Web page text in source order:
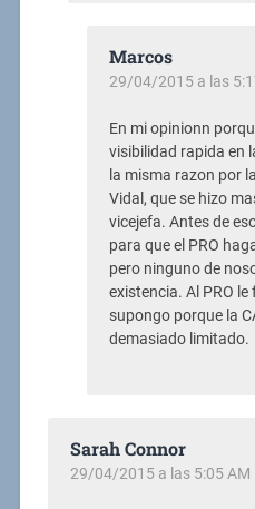
Marcos
29/04/2015 a las
En mi opinionn
visibilidad rapida en
la misma razon por
Vidal, que se hizo
vicejefa. Antes de
para que el PRO
pero ninguno de
existencia. Al PRO
supongo porque la
demasiado limitado.
Sarah Connor
29/04/2015 a las 5:05 AM